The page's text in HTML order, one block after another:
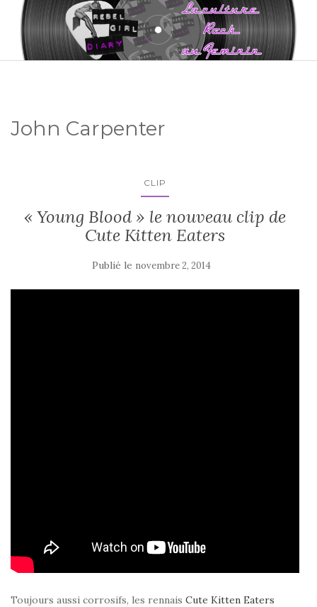
John Carpenter
CLIP
« Young Blood » le nouveau clip de
Cute Kitten Eaters
Publié le novembre 2, 2014
Toujours aussi corrosifs, les rennais Cute Kitten Eaters